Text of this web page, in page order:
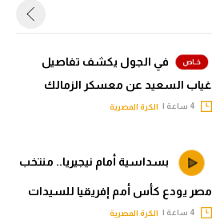
في الجول يكشف تفاصيل
غياب السعيد عن معسكر الزمالك
الكرة المصرية
بسداسية أمام نيجيريا.. منتخب
مصر يودع كأس أمم إفريقيا للسيدات
الكرة المصرية